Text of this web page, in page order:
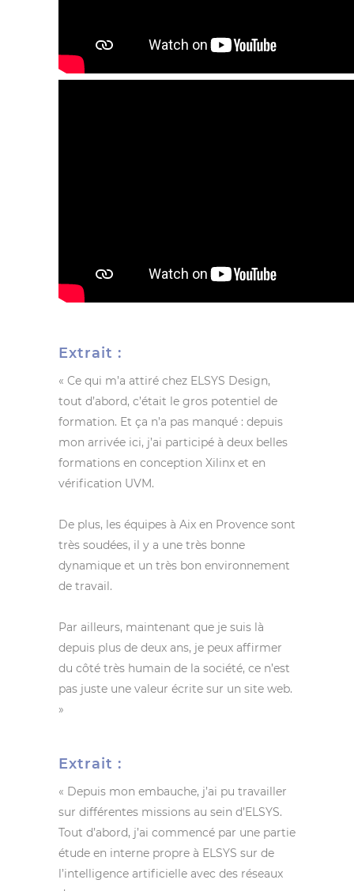
Extrait :
« Ce qui m’a attiré chez ELSYS Design,
tout d’abord, c’était le gros potentiel de
formation. Et ça n’a pas manqué : depuis
mon arrivée ici, j’ai participé à deux belles
formations en conception Xilinx et en
vérification UVM.
De plus, les équipes à Aix en Provence sont
très soudées, il y a une très bonne
dynamique et un très bon environnement
de travail.
Par ailleurs, maintenant que je suis là
depuis plus de deux ans, je peux affirmer
du côté très humain de la société, ce n’est
pas juste une valeur écrite sur un site web.
»
Extrait :
« Depuis mon embauche, j’ai pu travailler
sur différentes missions au sein d’ELSYS.
Tout d’abord, j’ai commencé par une partie
étude en interne propre à ELSYS sur de
l’intelligence artificielle avec des réseaux